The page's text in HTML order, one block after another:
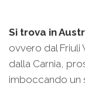
Si trova in
ovvero dal Friuli
dalla Carnia,
imboccando un